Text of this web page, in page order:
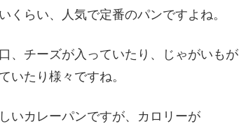
くらい、人気で定番のパンですよね。
、チーズが入っていたり、じゃがいもが
いたり様々ですね。
いカレーパンですが、カロリーが